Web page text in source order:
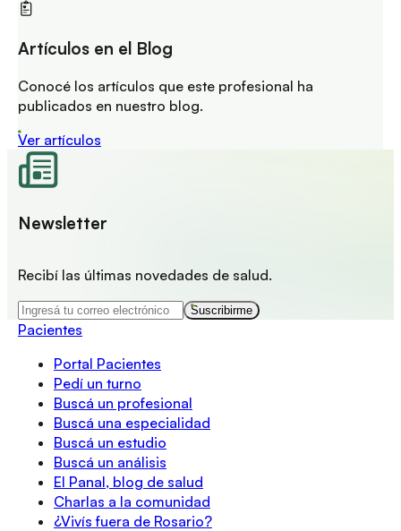
Artículos en el Blog
Conocé los artículos que este profesional ha
publicados en nuestro blog.
Ver artículos
Newsletter
Recibí las últimas novedades de salud.
Suscribirme
Pacientes
Portal Pacientes
Pedí un turno
Buscá un profesional
Buscá una especialidad
Buscá un estudio
Buscá un análisis
El Panal, blog de salud
Charlas a la comunidad
¿Vivís fuera de Rosario?